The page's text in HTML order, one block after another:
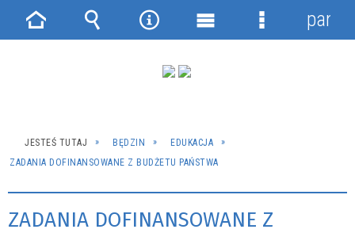
JESTEŚ TUTAJ BĘDZIN
EDUKACJA
ZADANIA DOFINANSOWANE Z BUDŻETU PAŃSTWA
ZADANIA DOFINANSOWANE Z
Strona Wyszukiwarka
NarzędziaMenu
Menu
panel